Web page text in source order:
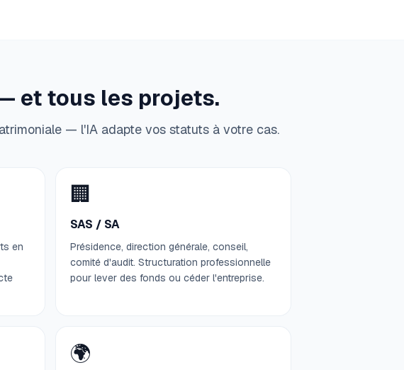
et tous les projets.
— l'IA adapte vos statuts à votre cas.
en
🏢
SAS / SA
Présidence, direction générale, conseil,
comité d'audit. Structuration professionnelle
pour lever des fonds ou céder l'entreprise.
🌍